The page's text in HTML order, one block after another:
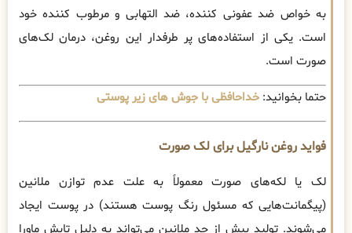
به خواص ضد عفونی کننده، ضد التهابی و مرطوب کننده خود
است. یکی از استفاده‌های پر طرفدار این روغن، درمان لک‌های
صورت است.
حتما بخوانید: خداحافظی با جوش های زیر پوستی
فواید روغن نارگیل برای لک صورت
لک یا لکه‌های صورت معمولاً به علت عدم توازن ملانین
(پیگمانت‌هایی که مسئول رنگ پوست هستند) در پوست ایجاد